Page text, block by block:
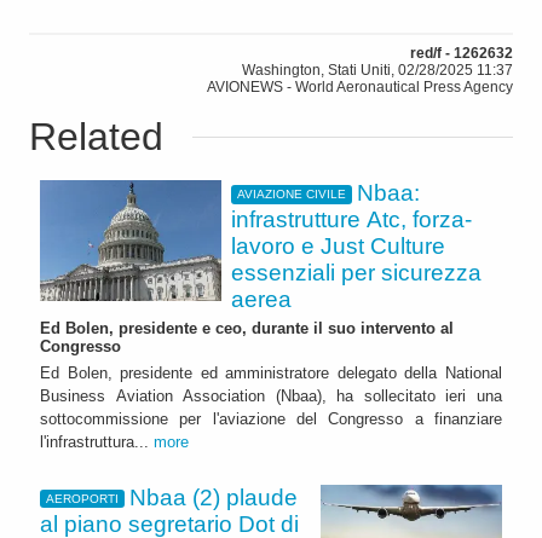
red/f - 1262632
Washington, Stati Uniti, 02/28/2025 11:37
AVIONEWS - World Aeronautical Press Agency
Related
AVIAZIONE CIVILE
Nbaa:
infrastrutture Atc, forza-
lavoro e Just Culture
essenziali per sicurezza
aerea
Ed Bolen, presidente e ceo, durante il suo intervento al
Congresso
Ed Bolen, presidente ed amministratore delegato della National
Business Aviation Association (Nbaa), ha sollecitato ieri una
sottocommissione per l'aviazione del Congresso a finanziare
l'infrastruttura... more
AEROPORTI
Nbaa (2) plaude
al piano segretario Dot di